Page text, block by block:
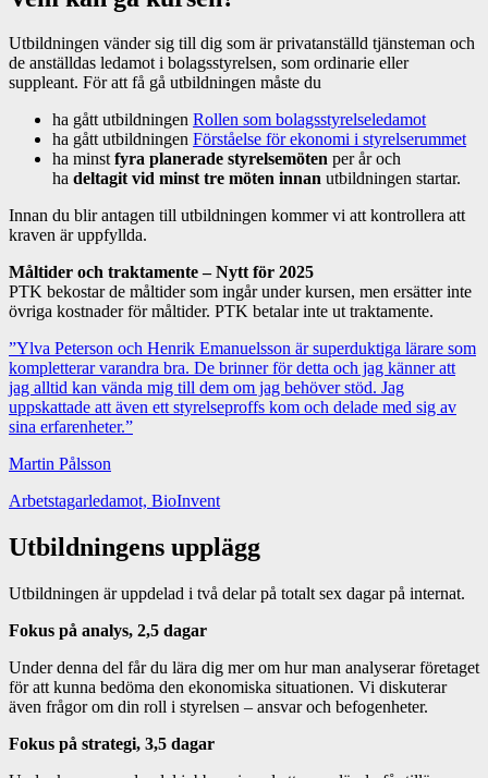
Utbildningen vänder sig till dig som är privatanställd tjänsteman och
de anställdas ledamot i bolagsstyrelsen, som ordinarie eller
suppleant. För att få gå utbildningen måste du
ha gått utbildningen Rollen som bolagsstyrelseledamot
ha gått utbildningen Förståelse för ekonomi i styrelserummet
ha minstfyra planerade styrelsemöten per år och
ha deltagit vid minst tre möten innan utbildningen startar.
Innan du blir antagen till utbildningen kommer vi att kontrollera att
kraven är uppfyllda.
Måltider och traktamente – Nytt för 2025
PTK bekostar de måltider som ingår under kursen, men ersätter inte
övriga kostnader för måltider. PTK betalar inte ut traktamente.
”Ylva Peterson och Henrik Emanuelsson är superduktiga lärare som
kompletterar varandra bra. De brinner för detta och jag känner att
jag alltid kan vända mig till dem om jag behöver stöd. Jag
uppskattade att även ett styrelseproffs kom och delade med sig av
sina erfarenheter.”
Martin Pålsson
Arbetstagarledamot, BioInvent
Utbildningens upplägg
Utbildningen är uppdelad i två delar på totalt sex dagar på internat.
Fokus på analys, 2,5 dagar
Under denna del får du lära dig mer om hur man analyserar företaget
för att kunna bedöma den ekonomiska situationen. Vi diskuterar
även frågor om din roll i styrelsen – ansvar och befogenheter.
Fokus på strategi, 3,5 dagar